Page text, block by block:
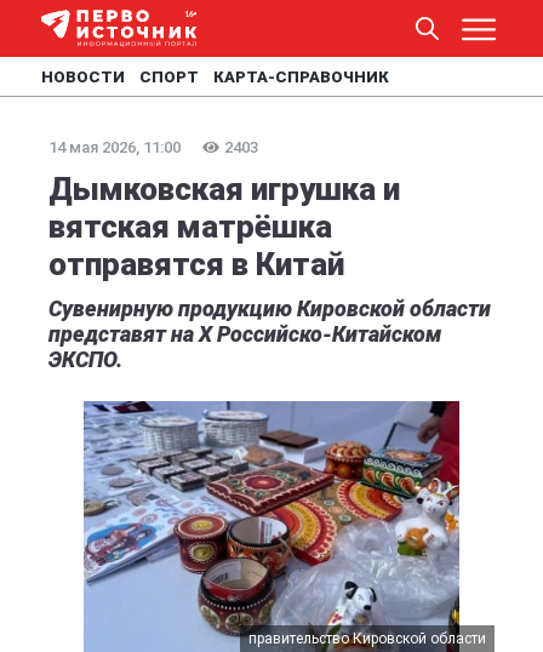
НОВОСТИ СПОРТ КАРТА-СПРАВОЧНИК
14 мая 2026, 11:00 2403
Дымковская игрушка и
вятская матрёшка
отправятся в Китай
Сувенирную продукцию Кировской области
представят на X Российско-Китайском
ЭКСПО.
правительство Кировской области